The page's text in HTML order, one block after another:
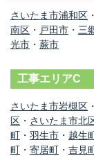
さいたま市浦和区 ・
南区 ・ 戸田市 ・ 三
光市 ・ 蕨市
工事エリアC
さいたま市岩槻区 ・
区 ・ さいたま市北
町 ・ 羽生市 ・ 越生
町 ・ 寄居町 ・ 吉見